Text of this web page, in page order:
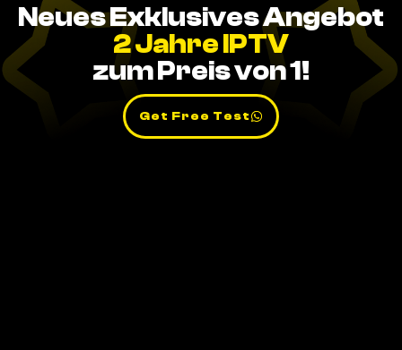
Neues Exklusives Angebot
2 Jahre IPTV
zum Preis von 1!
Get Free Test